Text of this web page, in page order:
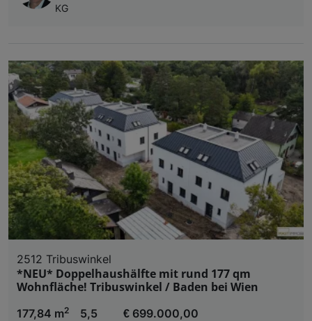
KG
2512 Tribuswinkel
*NEU* Doppelhaushälfte mit rund 177 qm
Wohnfläche! Tribuswinkel / Baden bei Wien
177,84 m2
5,5 € 699.000,00